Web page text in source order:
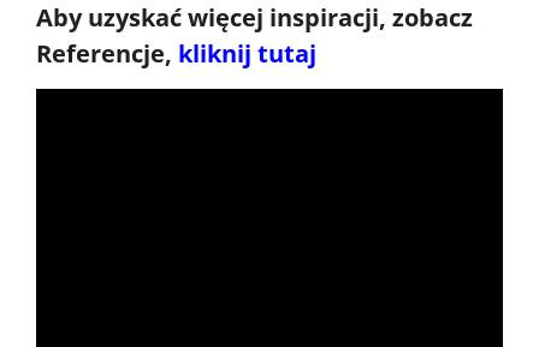
Aby uzyskać więcej inspiracji, zobacz
Referencje, kliknij tutaj